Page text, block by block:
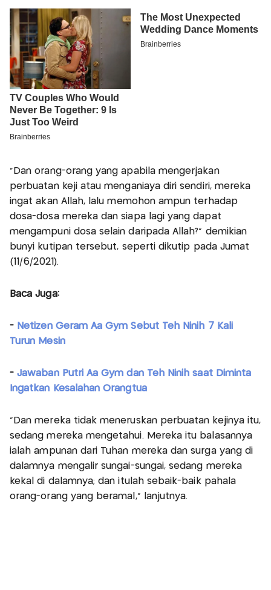
"Dan orang-orang yang apabila mengerjakan
perbuatan keji atau menganiaya diri sendiri, mereka
ingat akan Allah, lalu memohon ampun terhadap
dosa-dosa mereka dan siapa lagi yang dapat
mengampuni dosa selain daripada Allah?" demikian
bunyi kutipan tersebut, seperti dikutip pada Jumat
(11/6/2021).
Baca Juga:
- Netizen Geram Aa Gym Sebut Teh Ninih 7 Kali
Turun Mesin
-Jawaban Putri Aa Gym dan Teh Ninih saat Diminta
Ingatkan Kesalahan Orangtua
"Dan mereka tidak meneruskan perbuatan kejinya itu,
sedang mereka mengetahui. Mereka itu balasannya
ialah ampunan dari Tuhan mereka dan surga yang di
dalamnya mengalir sungai-sungai, sedang mereka
kekal di dalamnya; dan itulah sebaik-baik pahala
orang-orang yang beramal," lanjutnya.